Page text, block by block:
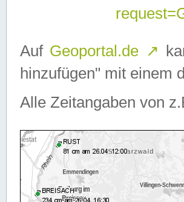
Auf Geoportal.de ↗
hinzufügen" mit einem
Alle Zeitangaben von